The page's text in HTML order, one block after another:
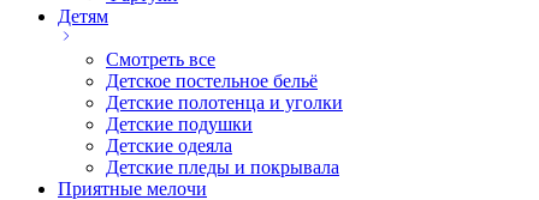
Детям
Смотреть все
Детское постельное бельё
Детские полотенца и уголки
Детские подушки
Детские одеяла
Детские пледы и покрывала
Приятные мелочи